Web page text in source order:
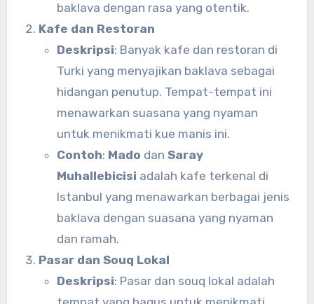
baklava dengan rasa yang otentik.
Kafe dan Restoran
Deskripsi: Banyak kafe dan restoran di
Turki yang menyajikan baklava sebagai
hidangan penutup. Tempat-tempat ini
menawarkan suasana yang nyaman
untuk menikmati kue manis ini.
Contoh: Mado dan Saray
Muhallebicisi adalah kafe terkenal di
Istanbul yang menawarkan berbagai jenis
baklava dengan suasana yang nyaman
dan ramah.
Pasar dan Souq Lokal
Deskripsi: Pasar dan souq lokal adalah